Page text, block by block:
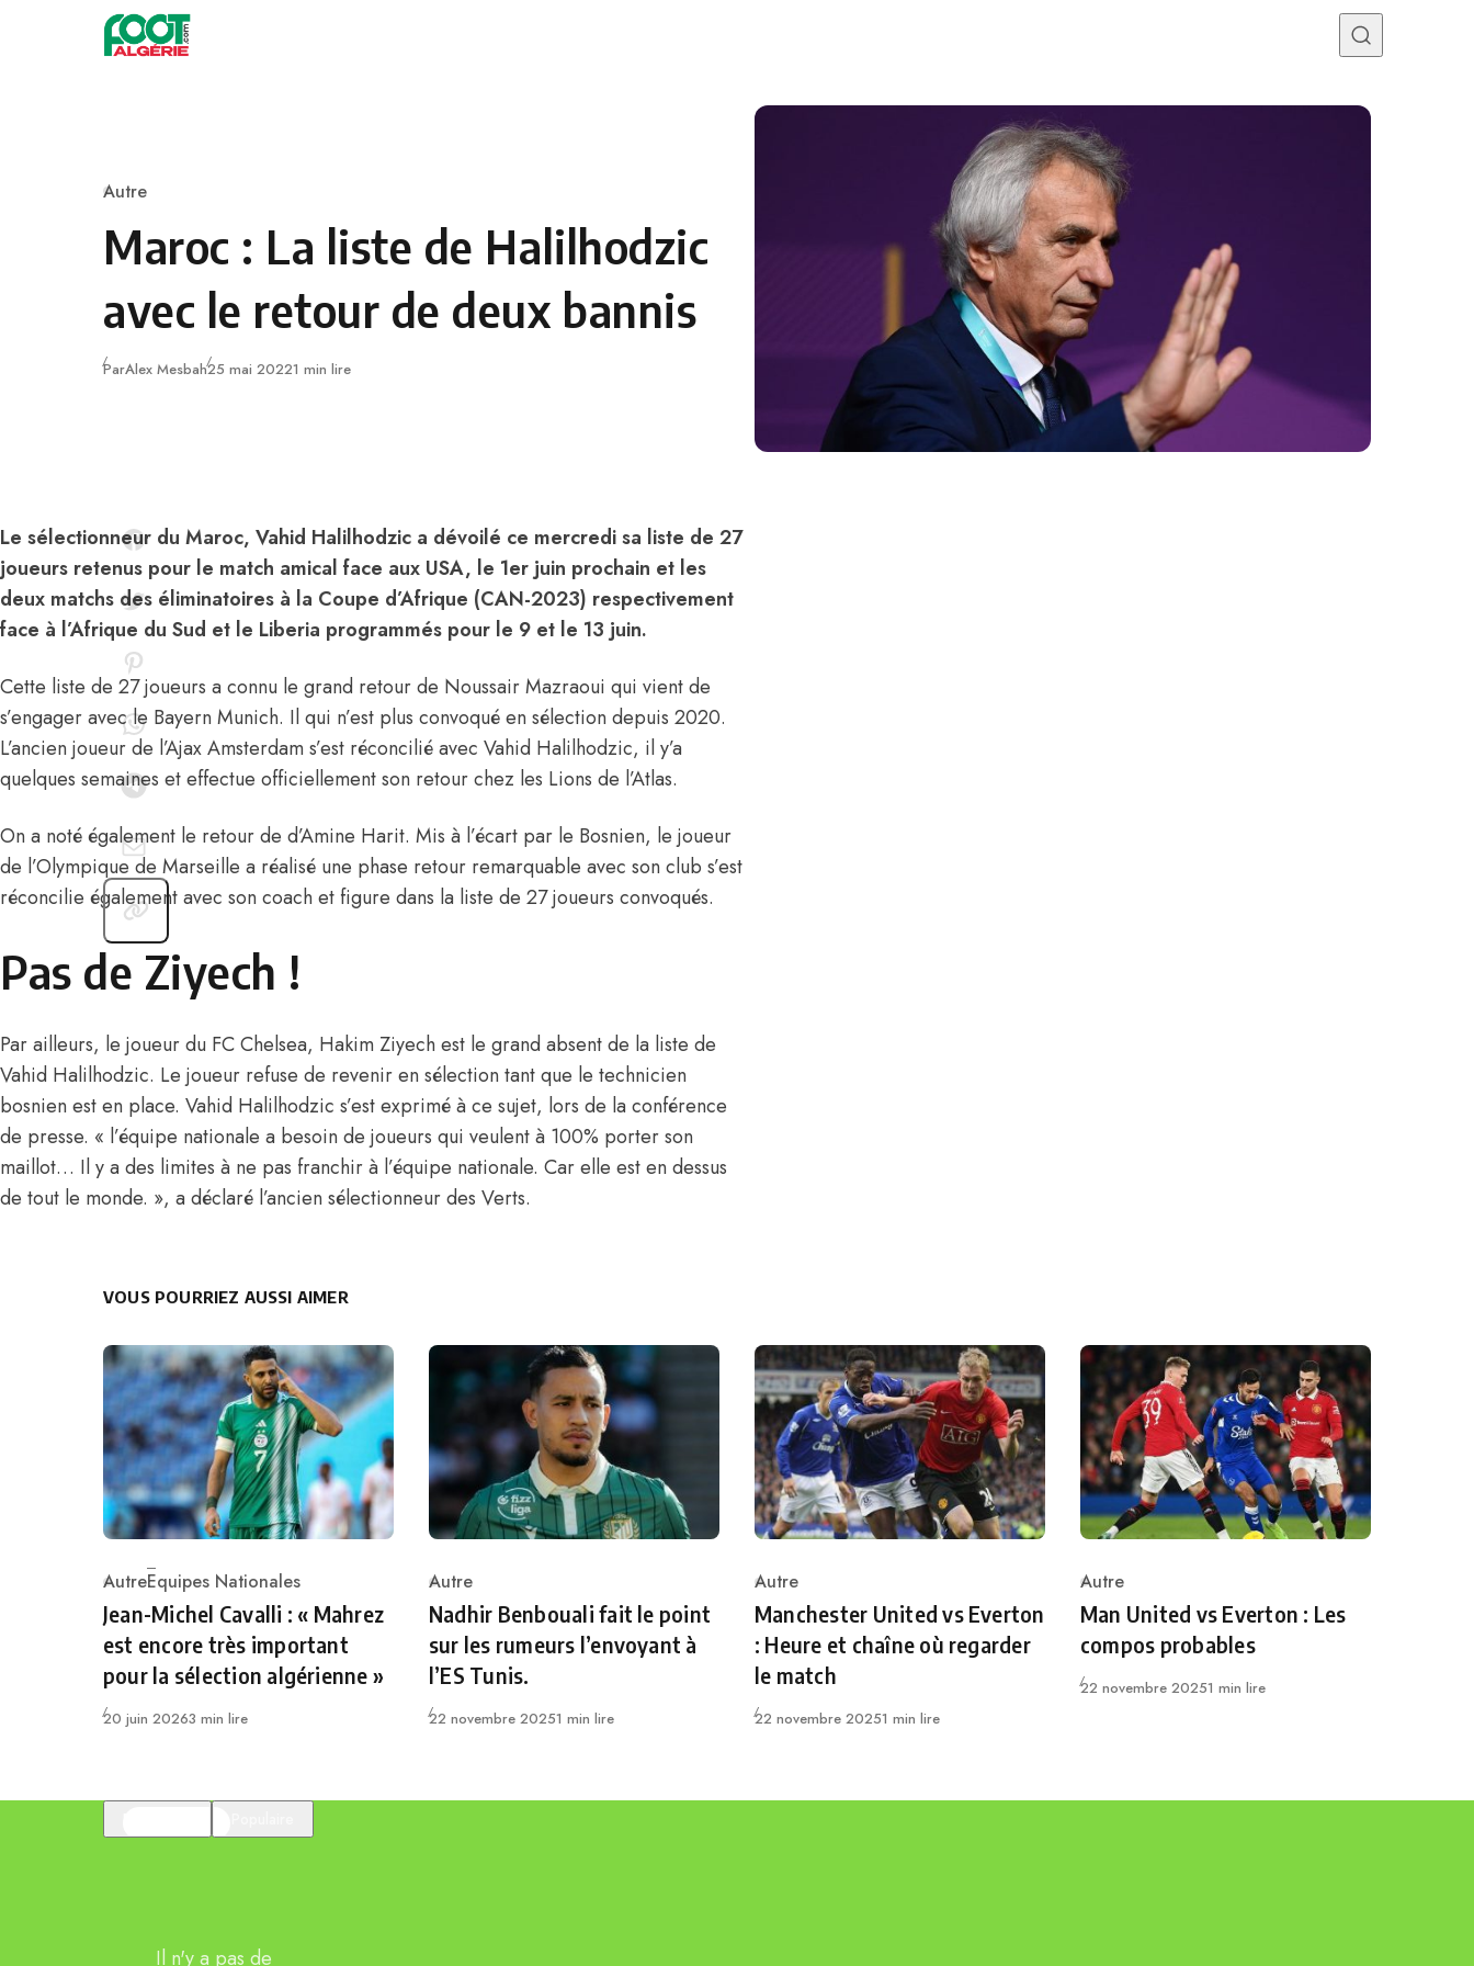
Skip to content
Category
Autre
Maroc : La liste de Halilhodzic
avec le retour de deux bannis
ParAlex MesbahPublié
25 mai 20221 min lire
Le sélectionneur du Maroc, Vahid Halilhodzic a dévoilé ce mercredi sa liste de 27
joueurs retenus pour le match amical face aux USA, le 1er juin prochain et les
deux matchs des éliminatoires à la Coupe d’Afrique (CAN-2023) respectivement
face à l’Afrique du Sud et le Liberia programmés pour le 9 et le 13 juin.
Cette liste de 27 joueurs a connu le grand retour de Noussair Mazraoui qui vient de
s’engager avec le Bayern Munich. Il qui n’est plus convoqué en sélection depuis 2020.
L’ancien joueur de l’Ajax Amsterdam s’est réconcilié avec Vahid Halilhodzic, il y’a
quelques semaines et effectue officiellement son retour chez les Lions de l’Atlas.
On a noté également le retour de d’Amine Harit. Mis à l’écart par le Bosnien, le joueur
de l’Olympique de Marseille a réalisé une phase retour remarquable avec son club s’est
réconcilie également avec son coach et figure dans la liste de 27 joueurs convoqués.
Pas de Ziyech !
Par ailleurs, le joueur du FC Chelsea, Hakim Ziyech est le grand absent de la liste de
Vahid Halilhodzic. Le joueur refuse de revenir en sélection tant que le technicien
bosnien est en place. Vahid Halilhodzic s’est exprimé à ce sujet, lors de la conférence
de presse. « l’équipe nationale a besoin de joueurs qui veulent à 100% porter son
maillot… Il y a des limites à ne pas franchir à l’équipe nationale. Car elle est en dessus
de tout le monde. », a déclaré l’ancien sélectionneur des Verts.
VOUS POURRIEZ AUSSI AIMER
Category
AutreEquipes Nationales
Jean-Michel Cavalli : « Mahrez
est encore très important
pour la sélection algérienne »
Publié
20 juin 20263 min lire
Category
Autre
Nadhir Benbouali fait le point
sur les rumeurs l’envoyant à
l’ES Tunis.
Publié
22 novembre 20251 min lire
Category
Autre
Manchester United vs Everton
: Heure et chaîne où regarder
le match
Publié
22 novembre 20251 min lire
Category
Autre
Man United vs Everton : Les
compos probables
Publié
22 novembre 20251 min lire
Il n'y a pas de